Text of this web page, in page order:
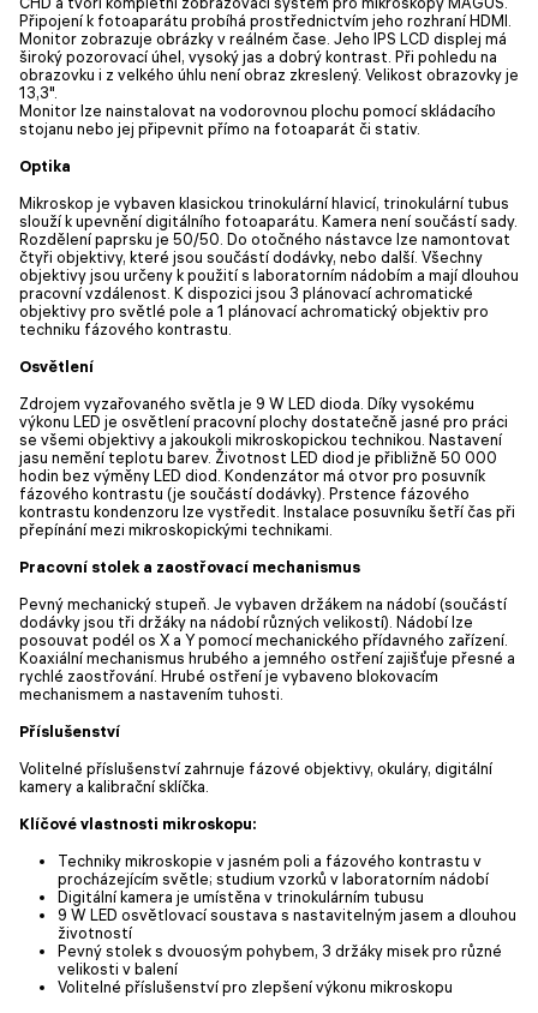
Připojení k fotoaparátu probíhá prostřednictvím jeho rozhraní HDMI.
Monitor zobrazuje obrázky v reálném čase. Jeho IPS LCD displej má
široký pozorovací úhel, vysoký jas a dobrý kontrast. Při pohledu na
obrazovku i z velkého úhlu není obraz zkreslený. Velikost obrazovky je
13,3".
Monitor lze nainstalovat na vodorovnou plochu pomocí skládacího
stojanu nebo jej připevnit přímo na fotoaparát či stativ.
Optika
Mikroskop je vybaven klasickou trinokulární hlavicí, trinokulární tubus
slouží k upevnění digitálního fotoaparátu. Kamera není součástí sady.
Rozdělení paprsku je 50/50. Do otočného nástavce lze namontovat
čtyři objektivy, které jsou součástí dodávky, nebo další. Všechny
objektivy jsou určeny k použití s laboratorním nádobím a mají dlouhou
pracovní vzdálenost. K dispozici jsou 3 plánovací achromatické
objektivy pro světlé pole a 1 plánovací achromatický objektiv pro
techniku fázového kontrastu.
Osvětlení
Zdrojem vyzařovaného světla je 9 W LED dioda. Díky vysokému
výkonu LED je osvětlení pracovní plochy dostatečně jasné pro práci
se všemi objektivy a jakoukoli mikroskopickou technikou. Nastavení
jasu nemění teplotu barev. Životnost LED diod je přibližně 50 000
hodin bez výměny LED diod. Kondenzátor má otvor pro posuvník
fázového kontrastu (je součástí dodávky). Prstence fázového
kontrastu kondenzoru lze vystředit. Instalace posuvníku šetří čas při
přepínání mezi mikroskopickými technikami.
Pracovní stolek a zaostřovací mechanismus
Pevný mechanický stupeň. Je vybaven držákem na nádobí (součástí
dodávky jsou tři držáky na nádobí různých velikostí). Nádobí lze
posouvat podél os X a Y pomocí mechanického přídavného zařízení.
Koaxiální mechanismus hrubého a jemného ostření zajišťuje přesné a
rychlé zaostřování. Hrubé ostření je vybaveno blokovacím
mechanismem a nastavením tuhosti.
Příslušenství
Volitelné příslušenství zahrnuje fázové objektivy, okuláry, digitální
kamery a kalibrační sklíčka.
Klíčové vlastnosti mikroskopu:
Techniky mikroskopie v jasném poli a fázového kontrastu v
procházejícím světle; studium vzorků v laboratorním nádobí
Digitální kamera je umístěna v trinokulárním tubusu
9 W LED osvětlovací soustava s nastavitelným jasem a dlouhou
životností
Pevný stolek s dvouosým pohybem, 3 držáky misek pro různé
velikosti v balení
Volitelné příslušenství pro zlepšení výkonu mikroskopu